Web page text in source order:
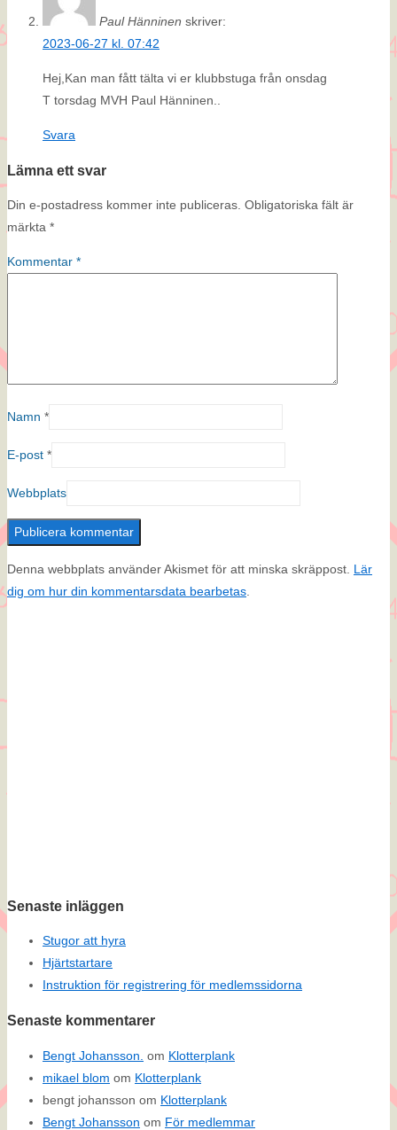
Paul Hänninen skriver:
2023-06-27 kl. 07:42
Hej,Kan man fått tälta vi er klubbstuga från onsdag
T torsdag MVH Paul Hänninen..
Svara
Lämna ett svar
Din e-postadress kommer inte publiceras. Obligatoriska fält är
märkta *
Kommentar *
Namn *
E-post *
Webbplats
Denna webbplats använder Akismet för att minska skräppost. Lär
dig om hur din kommentarsdata bearbetas.
Senaste inläggen
Stugor att hyra
Hjärtstartare
Instruktion för registrering för medlemssidorna
Senaste kommentarer
Bengt Johansson. om Klotterplank
mikael blom om Klotterplank
bengt johansson om Klotterplank
Bengt Johansson om För medlemmar